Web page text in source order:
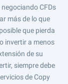
CFDs
más de lo que
que pierda
invertir a menos
de su
siempre debe
de Copy